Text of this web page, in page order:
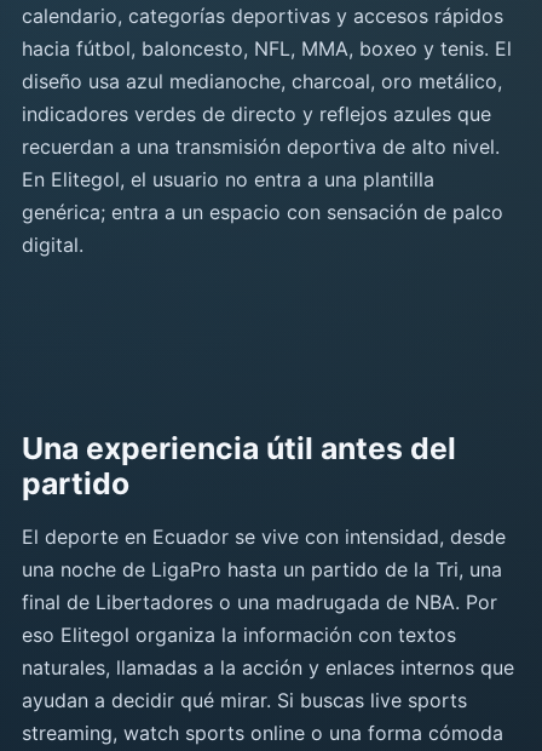
calendario, categorías deportivas y accesos rápidos
hacia fútbol, baloncesto, NFL, MMA, boxeo y tenis. El
diseño usa azul medianoche, charcoal, oro metálico,
indicadores verdes de directo y reflejos azules que
recuerdan a una transmisión deportiva de alto nivel.
En Elitegol, el usuario no entra a una plantilla
genérica; entra a un espacio con sensación de palco
digital.
Una experiencia útil antes del
partido
El deporte en Ecuador se vive con intensidad, desde
una noche de LigaPro hasta un partido de la Tri, una
final de Libertadores o una madrugada de NBA. Por
eso Elitegol organiza la información con textos
naturales, llamadas a la acción y enlaces internos que
ayudan a decidir qué mirar. Si buscas live sports
streaming, watch sports online o una forma cómoda